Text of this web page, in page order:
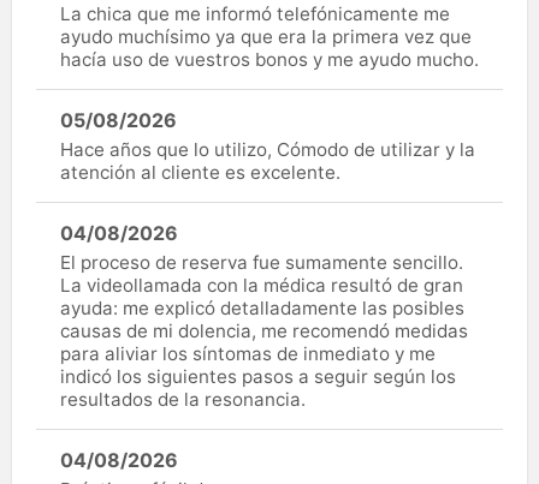
La chica que me informó telefónicamente me
ayudo muchísimo ya que era la primera vez que
hacía uso de vuestros bonos y me ayudo mucho.
05/08/2026
Hace años que lo utilizo, Cómodo de utilizar y la
atención al cliente es excelente.
04/08/2026
El proceso de reserva fue sumamente sencillo.
La videollamada con la médica resultó de gran
ayuda: me explicó detalladamente las posibles
causas de mi dolencia, me recomendó medidas
para aliviar los síntomas de inmediato y me
indicó los siguientes pasos a seguir según los
resultados de la resonancia.
04/08/2026